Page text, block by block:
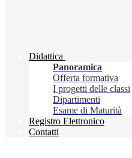
Didattica
Panoramica
Offerta formativa
I progetti delle classi
Dipartimenti
Esame di Maturità
Registro Elettronico
Contatti